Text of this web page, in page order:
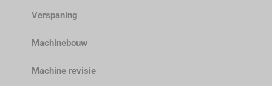
Verspaning
Machinebouw
Machine revisie